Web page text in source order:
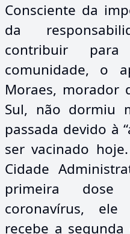
Consciente da
da
contribuir
comunidade, o
Moraes, morador
Sul, não dormiu
passada devido à
ser vacinado
Cidade
primeira
coronavírus,
recebe a